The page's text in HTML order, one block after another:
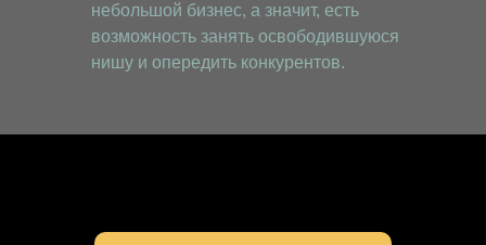
небольшой бизнес, а значит, есть
возможность занять освободившуюся
нишу и опередить конкурентов.